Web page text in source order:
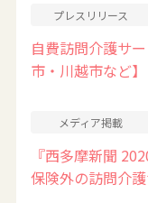
プレスリリース
自費訪問介護サ
市・川越市など】
メディア掲載
『西多摩新聞
保険外の訪問介